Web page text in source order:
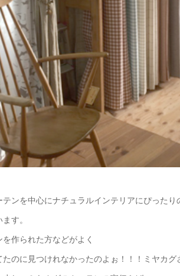
テンを中心にナチュラルインテリアにぴったり
す。
作られた方などがよく
たのに見つけれなかったのよぉ！！！ミヤカ